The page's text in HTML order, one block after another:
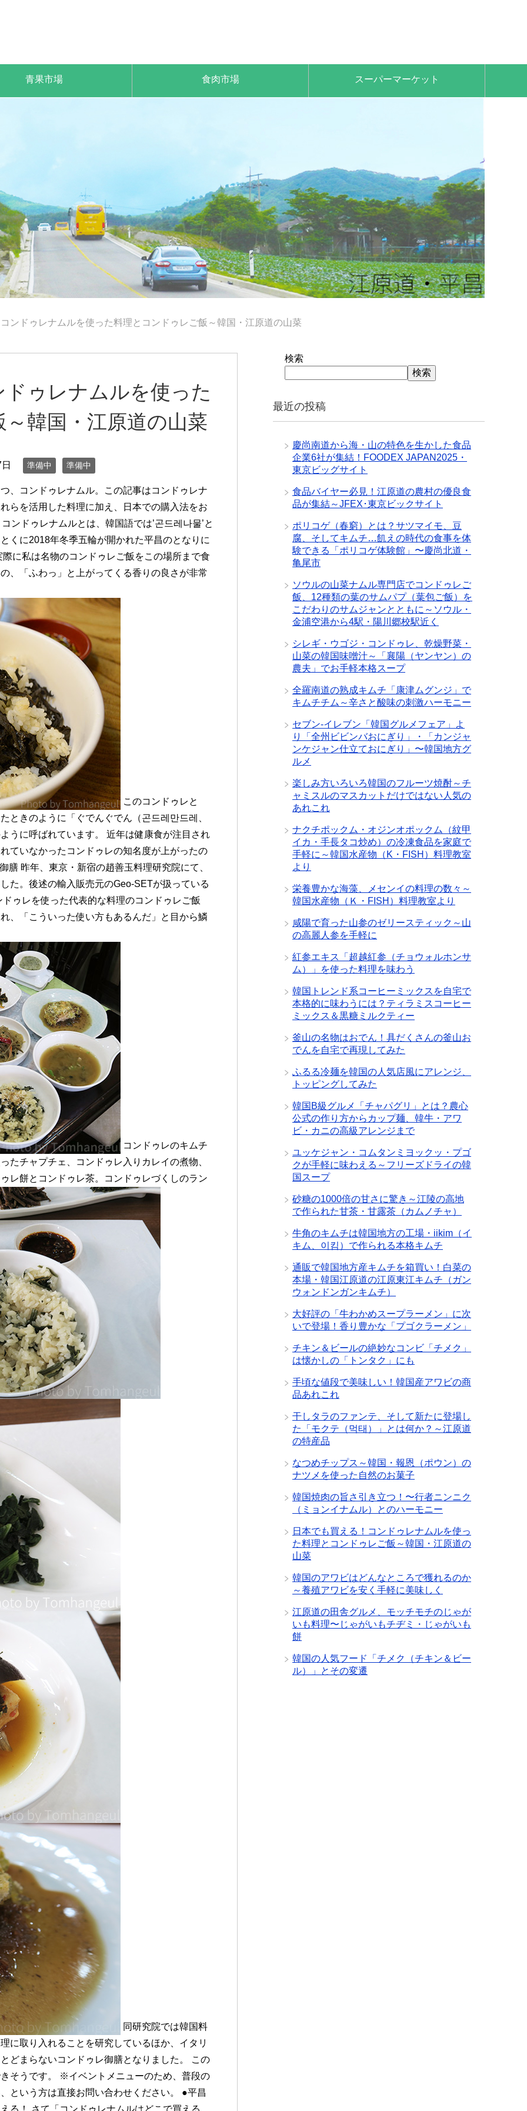
青果市場 食肉市場 スーパーマーケット
ンドゥレナムルを使った料理とコンドゥレご飯～韓国・江原道の山菜
ゥレナムルを使った
韓国・江原道の山菜
準備中 準備中
、コンドゥレナムル。この記事はコンドゥレナ
らを活用した料理に加え、日本での購入法をお
ンドゥレナムルとは、韓国語では’곤드레나물’と
くに2018年冬季五輪が開かれた平昌のとなりに
に私は名物のコンドゥレご飯をこの場所まで食
、「ふわっ」と上がってくる香りの良さが非常
このコンドゥレと
ときのように「ぐでんぐでん（곤드레만드레、
うに呼ばれています。 近年は健康食が注目され
ていなかったコンドゥレの知名度が上がったの
昨年、東京・新宿の趙善玉料理研究院にて、
た。後述の輸入販売元のGeo-SETが扱っている
ゥレを使った代表的な料理のコンドゥレご飯
、「こういった使い方もあるんだ」と目から鱗
コンドゥレのキムチ
たチャプチェ、コンドゥレ入りカレイの煮物、
レ餅とコンドゥレ茶。コンドゥレづくしのラン
同研究院では韓国料
に取り入れることを研究しているほか、イタリ
どまらないコンドゥレ御膳となりました。 この
そうです。 ※イベントメニューのため、普段の
という方は直接お問い合わせください。 ●平昌
検索
検索
最近の投稿
慶尚南道から海・山の特色を生かした食品
企業6社が集結！FOODEX JAPAN2025・
東京ビッグサイト
食品バイヤー必見！江原道の農村の優良食
品が集結～JFEX･東京ビックサイト
ポリコゲ（春窮）とは？サツマイモ、豆
腐、そしてキムチ…飢えの時代の食事を体
験できる「ポリコゲ体験館」〜慶尚北道・
亀尾市
ソウルの山菜ナムル専門店でコンドゥレご
飯、12種類の葉のサムパプ（葉包ご飯）を
こだわりのサムジャンとともに～ソウル・
金浦空港から4駅・陽川郷校駅近く
シレギ・ウゴジ・コンドゥレ、乾燥野菜・
山菜の韓国味噌汁～「襄陽（ヤンヤン）の
農夫」でお手軽本格スープ
全羅南道の熟成キムチ「康津ムグンジ」で
キムチチム～辛さと酸味の刺激ハーモニー
セブン-イレブン「韓国グルメフェア」よ
り「全州ビビンバおにぎり」・「カンジャ
ンケジャン仕立ておにぎり」〜韓国地方グ
ルメ
楽しみ方いろいろ韓国のフルーツ焼酎～チ
ャミスルのマスカットだけではない人気の
あれこれ
ナクチポックム・オジンオポックム（紋甲
イカ・手長タコ炒め）の冷凍食品を家庭で
手軽に～韓国水産物（K・FISH）料理教室
より
栄養豊かな海藻、メセンイの料理の数々～
韓国水産物（Ｋ・FISH）料理教室より
咸陽で育った山参のゼリースティック～山
の高麗人参を手軽に
紅参エキス「超越紅参（チョウォルホンサ
ム）」を使った料理を味わう
韓国トレンド系コーヒーミックスを自宅で
本格的に味わうには？ティラミスコーヒー
ミックス＆黒糖ミルクティー
釜山の名物はおでん！具だくさんの釜山お
でんを自宅で再現してみた
ふるる冷麺を韓国の人気店風にアレンジ、
トッピングしてみた
韓国B級グルメ「チャパグリ」とは？農心
公式の作り方からカップ麺、韓牛・アワ
ビ・カニの高級アレンジまで
ユッケジャン・コムタンミヨックッ・プゴ
クが手軽に味わえる～フリーズドライの韓
国スープ
砂糖の1000倍の甘さに驚き～江陵の高地
で作られた甘茶・甘露茶（カムノチャ）
牛角のキムチは韓国地方の工場・iikim（イ
キム、이킴）で作られる本格キムチ
通販で韓国地方産キムチを箱買い！白菜の
本場・韓国江原道の江原東江キムチ（ガン
ウォンドンガンキムチ）
大好評の「牛わかめスープラーメン」に次
いで登場！香り豊かな「プゴクラーメン」
チキン＆ビールの絶妙なコンビ「チメク」
は懐かしの「トンタク」にも
手頃な値段で美味しい！韓国産アワビの商
品あれこれ
干しタラのファンテ、そして新たに登場し
た「モクテ（먹태）」とは何か？～江原道
の特産品
なつめチップス～韓国・報恩（ポウン）の
ナツメを使った自然のお菓子
韓国焼肉の旨さ引き立つ！〜行者ニンニク
（ミョンイナムル）とのハーモニー
日本でも買える！コンドゥレナムルを使っ
た料理とコンドゥレご飯～韓国・江原道の
山菜
韓国のアワビはどんなところで獲れるのか
～養殖アワビを安く手軽に美味しく
江原道の田舎グルメ、モッチモチのじゃが
いも料理〜じゃがいもチヂミ・じゃがいも
餅
韓国の人気フード「チメク（チキン＆ビー
ル）」とその変遷